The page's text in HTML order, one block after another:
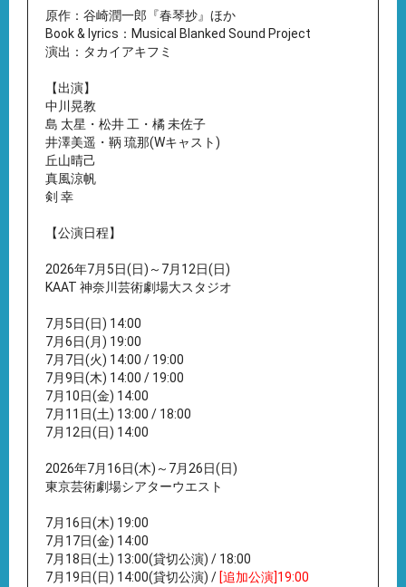
原作：谷崎潤一郎『春琴抄』ほか
Book & lyrics：Musical Blanked Sound Project
演出：タカイアキフミ
【出演】
中川晃教
島 太星・松井 工・橘 未佐子
井澤美遥・鞆 琉那(Wキャスト)
丘山晴己
真風涼帆
剣 幸
【公演日程】
2026年7月5日(日)～7月12日(日)
KAAT 神奈川芸術劇場大スタジオ
7月5日(日) 14:00
7月6日(月) 19:00
7月7日(火) 14:00 / 19:00
7月9日(木) 14:00 / 19:00
7月10日(金) 14:00
7月11日(土) 13:00 / 18:00
7月12日(日) 14:00
2026年7月16日(木)～7月26日(日)
東京芸術劇場シアターウエスト
7月16日(木) 19:00
7月17日(金) 14:00
7月18日(土) 13:00(貸切公演) / 18:00
7月19日(日) 14:00(貸切公演) / [追加公演]19:00